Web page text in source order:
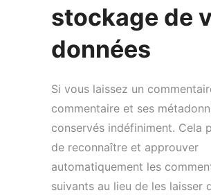
stockage de
données
Si vous laissez un
commentaire et ses
conservés indéfiniment. Cela
de reconnaître et approuver
automatiquement les
suivants au lieu de les laisser